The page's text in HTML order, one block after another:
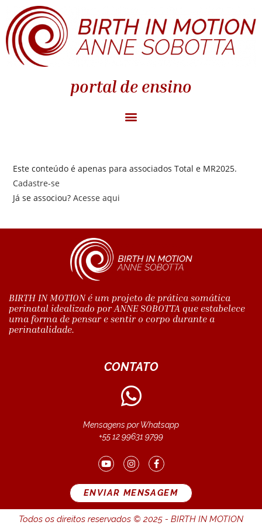
portal de ensino
Este conteúdo é apenas para associados Total e MR2025.
Cadastre-se
Já se associou?Acesse aqui
BIRTH IN MOTION é um projeto de prática somática
perinatal idealizado por ANNE SOBOTTA que estabelece
uma forma de pensar e sentir o corpo durante a
perinatalidade.
CONTATO
Mensagens por Whatsapp
+55 12 99631 9799
ENVIAR MENSAGEM
Todos os direitos reservados © 2025 - BIRTH IN MOTION